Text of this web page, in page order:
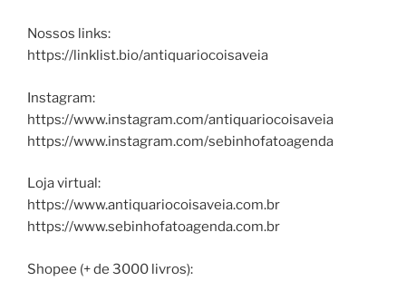
Nossos links:
https://linklist.bio/antiquariocoisaveia
Instagram:
https://www.instagram.com/antiquariocoisaveia
https://www.instagram.com/sebinhofatoagenda
Loja virtual:
https://www.antiquariocoisaveia.com.br
https://www.sebinhofatoagenda.com.br
Shopee (+ de 3000 livros):